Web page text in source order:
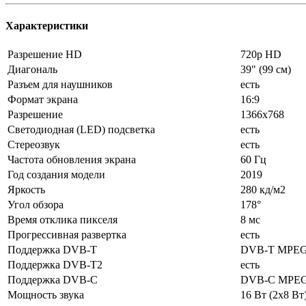
Характеристики
Разрешение HD
720p HD
Диагональ
39" (99 см)
Разъем для наушников
есть
Формат экрана
16:9
Разрешение
1366x768
Светодиодная (LED) подсветка
есть
Стереозвук
есть
Частота обновления экрана
60 Гц
Год создания модели
2019
Яркость
280 кд/м2
Угол обзора
178°
Время отклика пикселя
8 мс
Прогрессивная развертка
есть
Поддержка DVB-T
DVB-T
Поддержка DVB-T2
есть
Поддержка DVB-C
DVB-C
Мощность звука
16 Вт (2х8